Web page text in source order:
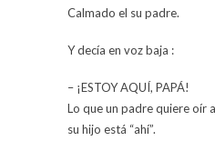
Calmado el su padre.
Y decía en voz baja :
– ¡ESTOY AQUÍ, PAPÁ!
Lo que un padre quiere oír
su hijo está “ahí”.